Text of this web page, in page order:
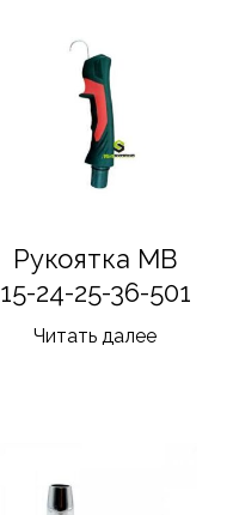
Рукоятка MB
15-24-25-36-501
Читать далее